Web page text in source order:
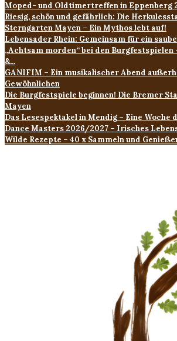
Moped- und Oldtimertreffen in Eppenberg
Riesig, schön und gefährlich: Die
Sterngarten Mayen – Ein Mythos lebt auf!
Lebensader Rhein: Gemeinsam für ein
„Achtsam morden“ bei den Burgfestspielen
&...
GANIFIM – Ein musikalischer Abend
Gewöhnlichen
Die Burgfestspiele beginnen! Die Bremer
Mayen
Das Lesespektakel in Mendig – Eine Woche
Dance Masters 2026/2027 – Irisches
Wilde Rezepte – 40 x Sammeln und